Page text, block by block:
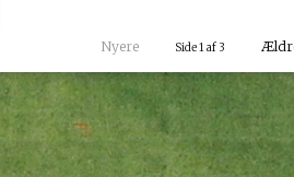
Nyere Side 1 af 3